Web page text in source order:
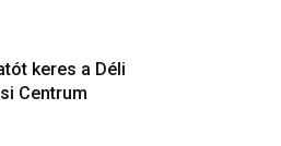
keres a Déli
Centrum